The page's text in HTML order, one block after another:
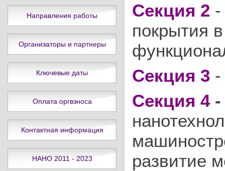
Направления работы
Организаторы и партнеры
Ключевые даты
Оплата оргвзноса
Контактная информация
НАНО 2011 - 2023
Секция 2 -
покрытия
Секция 3
Секция 4
развитие